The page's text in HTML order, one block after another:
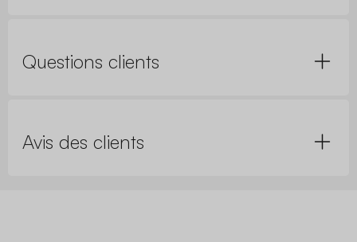
Questions clients
Avis des clients